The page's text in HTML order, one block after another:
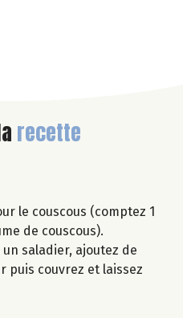
recette
le couscous (comptez 1
de couscous).
saladier, ajoutez de
puis couvrez et laissez